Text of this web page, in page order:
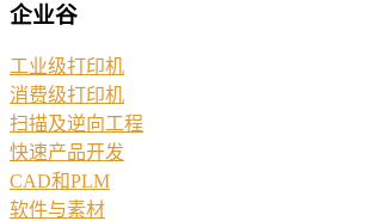
企业谷
工业级打印机
消费级打印机
扫描及逆向工程
快速产品开发
CAD和PLM
软件与素材